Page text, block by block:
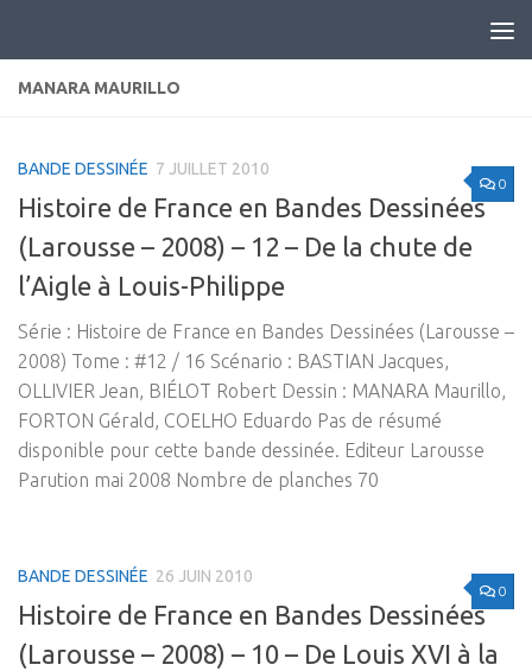
MANARA MAURILLO
0
BANDE DESSINÉE 7 JUILLET 2010
Histoire de France en Bandes Dessinées
(Larousse – 2008) – 12 – De la chute de
l’Aigle à Louis-Philippe
Série : Histoire de France en Bandes Dessinées (Larousse –
2008) Tome : #12 / 16 Scénario : BASTIAN Jacques,
OLLIVIER Jean, BIÉLOT Robert Dessin : MANARA Maurillo,
FORTON Gérald, COELHO Eduardo Pas de résumé
disponible pour cette bande dessinée. Editeur Larousse
Parution mai 2008 Nombre de planches 70
0
BANDE DESSINÉE 26 JUIN 2010
Histoire de France en Bandes Dessinées
(Larousse – 2008) – 10 – De Louis XVI à la